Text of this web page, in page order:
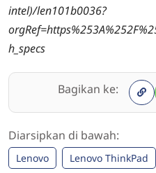
intel)/len101b0036?
h_specs
Bagikan ke:
Diarsipkan di bawah:
Lenovo Lenovo ThinkPad